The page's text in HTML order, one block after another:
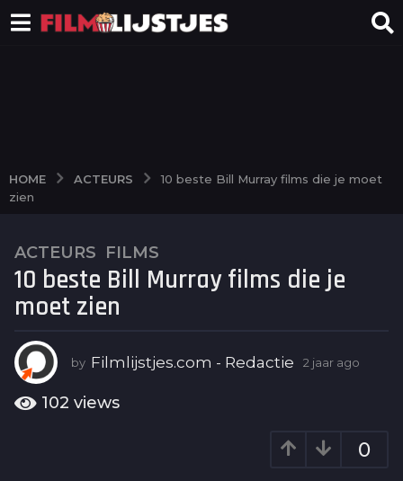
HOME ACTEURS
10 beste Bill Murray films die je moet
zien
2
j
a
a
g
o
ACTEURS ,FILMS
10 beste Bill Murray films die je
moet zien
by Filmlijstjes.com - Redactie 2 jaar ago
a
102 views
0